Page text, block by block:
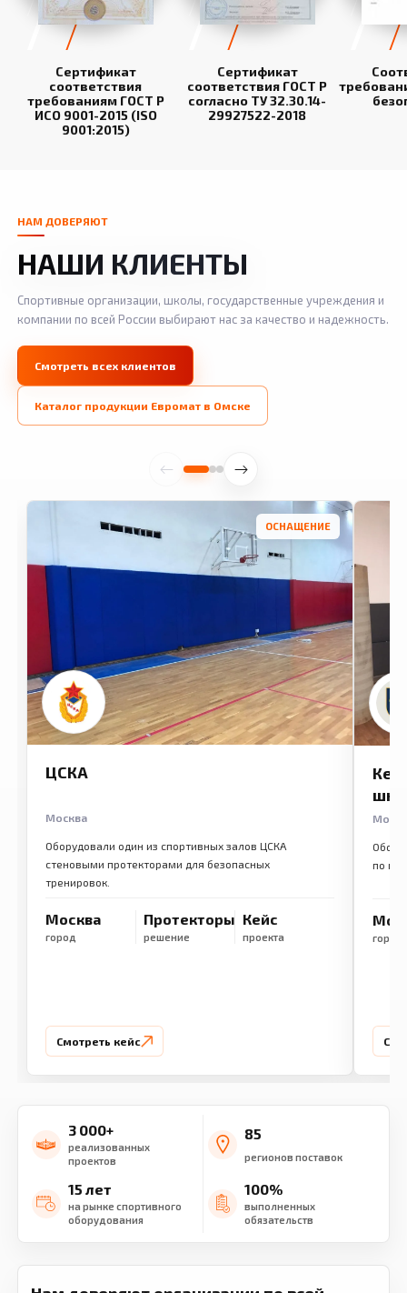
Сертификат
соответствия
требованиям ГОСТ Р
ИСО 9001-2015 (ISO
9001:2015)
Сертификат
соответствия ГОСТ Р
согласно ТУ 32.30.14-
29927522-2018
НАМ ДОВЕРЯЮТ
НАШИ КЛИЕНТЫ
Спортивные организации, школы, государственные учреждения и
компании по всей России выбирают нас за качество и надежность.
Смотреть всех клиентов
Каталог продукции Евромат в Омске
ОСНАЩЕНИЕ
ЦСКА
Москва
Оборудовали один из спортивных залов ЦСКА
стеновыми протекторами для безопасных
тренировок.
Москва
город
Протекторы
решение
Кейс
проекта
Смотреть кейс
по
город
3 000+
реализованных
проектов
85
регионов поставок
15 лет
на рынке спортивного
оборудования
100%
выполненных
обязательств